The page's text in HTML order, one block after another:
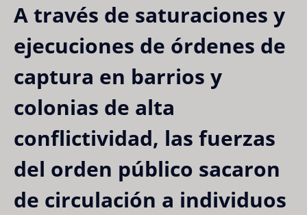
A través de saturaciones y
ejecuciones de órdenes de
captura en barrios y
colonias de alta
conflictividad, las fuerzas
del orden público sacaron
de circulación a individuos